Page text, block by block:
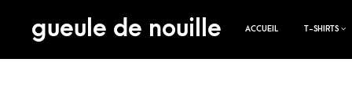
gueule de nouille ACCUEIL T-SHIRTS